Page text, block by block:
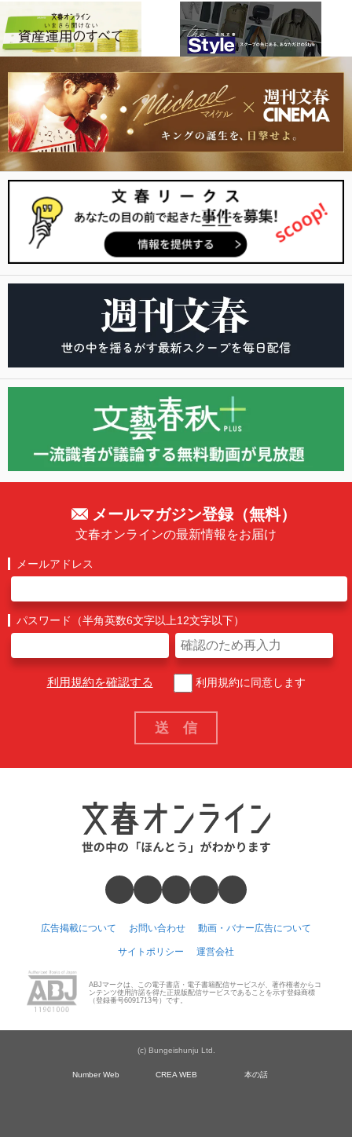
メールマガジン登録（無料）
文春オンラインの最新情報をお届け
メールアドレス
パスワード（半角英数6文字以上12文字以下）
利用規約を確認する 利用規約に同意します
広告掲載について お問い合わせ 動画・バナー広告について
サイトポリシー 運営会社
ABJマークは、この電子書店・電子書籍配信サービスが、著作権者からコ
ンテンツ使用許諾を得た正規版配信サービスであることを示す登録商標
（登録番号6091713号）です。
(c) Bungeishunju Ltd.
Number Web CREA WEB 本の話